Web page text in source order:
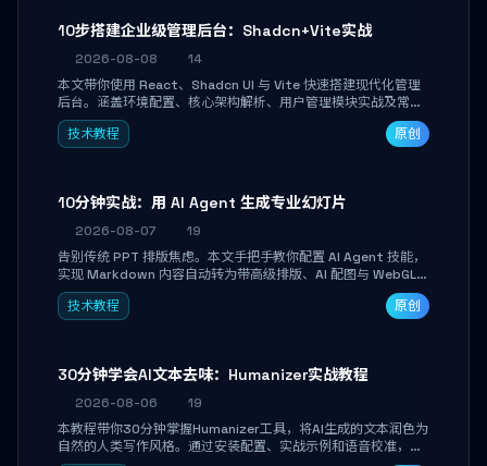
10步搭建企业级管理后台：Shadcn+Vite实战
2026-08-08
14
本文带你使用 React、Shadcn UI 与 Vite 快速搭建现代化管理
后台。涵盖环境配置、核心架构解析、用户管理模块实战及常见
踩坑指南。学完即可独立完成仪表盘搭建、组件拼装与主题定
制，满足企业级开发需求。
技术教程 原创
10分钟实战：用 AI Agent 生成专业幻灯片
2026-08-07
19
告别传统 PPT 排版焦虑。本文手把手教你配置 AI Agent 技能，
实现 Markdown 内容自动转为带高级排版、AI 配图与 WebGL
运行时的 HTML 幻灯片。只需专注内容，10 分钟即可产出可投
屏的专业级演示文稿。
技术教程 原创
30分钟学会AI文本去味：Humanizer实战教程
2026-08-06
19
本教程带你30分钟掌握Humanizer工具，将AI生成的文本润色为
自然的人类写作风格。通过安装配置、实战示例和语音校准，让